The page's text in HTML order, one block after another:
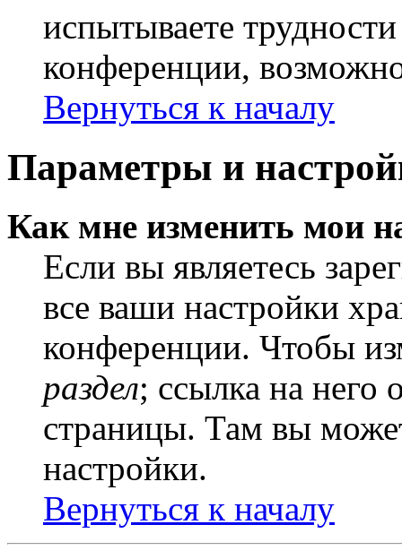
испытываете
конференции,
Вернуться к началу
Параметры и
Как мне изменить мои
Если вы являетесь
все ваши настройки
конференции. Чтобы
раздел; ссылка на него
страницы. Там вы
настройки.
Вернуться к началу